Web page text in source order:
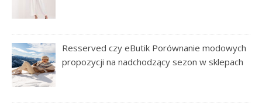
Resserved czy eButik Porównanie modowych
propozycji na nadchodzący sezon w sklepach